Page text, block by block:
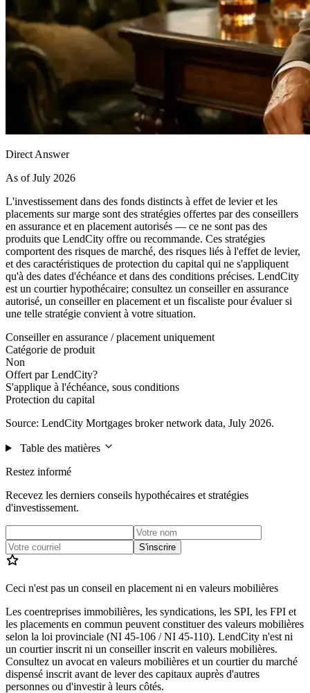
Direct Answer
As of July 2026
L'investissement dans des fonds distincts à effet de levier et les
placements sur marge sont des stratégies offertes par des conseillers
en assurance et en placement autorisés — ce ne sont pas des
produits que LendCity offre ou recommande. Ces stratégies
comportent des risques de marché, des risques liés à l'effet de levier,
et des caractéristiques de protection du capital qui ne s'appliquent
qu'à des dates d'échéance et dans des conditions précises. LendCity
est un courtier hypothécaire; consultez un conseiller en assurance
autorisé, un conseiller en placement et un fiscaliste pour évaluer si
une telle stratégie convient à votre situation.
Conseiller en assurance / placement uniquement
Catégorie de produit
Non
Offert par LendCity?
S'applique à l'échéance, sous conditions
Protection du capital
Source: LendCity Mortgages broker network data, July 2026.
Table des matières
Restez informé
Recevez les derniers conseils hypothécaires et stratégies
d'investissement.
S'inscrire
Ceci n'est pas un conseil en placement ni en valeurs mobilières
Les coentreprises immobilières, les syndications, les SPI, les FPI et
les placements en commun peuvent constituer des valeurs mobilières
selon la loi provinciale (NI 45-106 / NI 45-110). LendCity n'est ni
un courtier inscrit ni un conseiller inscrit en valeurs mobilières.
Consultez un avocat en valeurs mobilières et un courtier du marché
dispensé inscrit avant de lever des capitaux auprès d'autres
personnes ou d'investir à leurs côtés.